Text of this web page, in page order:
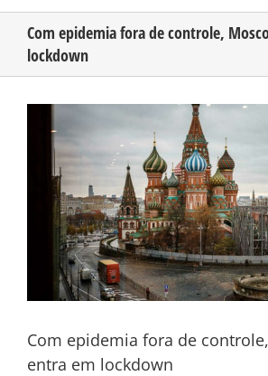
CONHEÇA O AMAZONAS
CONTATO
Com epidemia fora de controle,
lockdown
Larger
Image
Com epidemia fora de
entra em lockdown